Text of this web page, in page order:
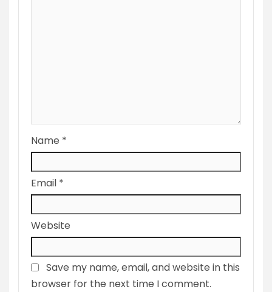
Name *
Email *
Website
Save my name, email, and website in this
browser for the next time I comment.